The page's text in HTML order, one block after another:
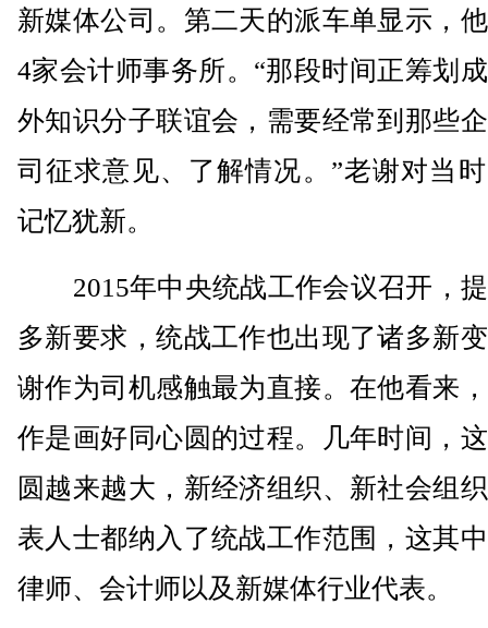
新媒体公司。第二天的派车单显示，
4家会计师事务所。“那段时间正筹划
外知识分子联谊会，需要经常到那些
司征求意见、了解情况。”老谢对当
记忆犹新。
2015年中央统战工作会议召开，
多新要求，统战工作也出现了诸多新
谢作为司机感触最为直接。在他看来
作是画好同心圆的过程。几年时间，
圆越来越大，新经济组织、新社会组
表人士都纳入了统战工作范围，这其
律师、会计师以及新媒体行业代表。